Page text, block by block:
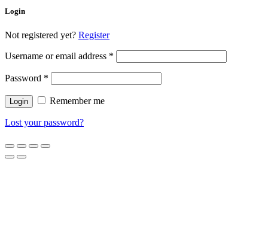
Login
Not registered yet? Register
Username or email address *
Password *
Remember me
Lost your password?